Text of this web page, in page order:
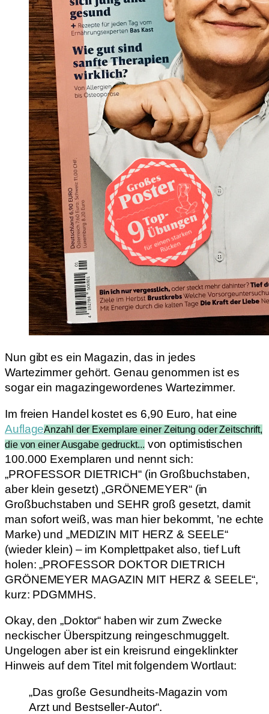
Nun gibt es ein Magazin, das in jedes
Wartezimmer gehört. Genau genommen ist es
sogar ein magazingewordenes Wartezimmer.
Im freien Handel kostet es 6,90 Euro, hat eine
AuflageAnzahl der Exemplare einer Zeitung oder Zeitschrift,
die von einer Ausgabe gedruckt... von optimistischen
100.000 Exemplaren und nennt sich:
„PROFESSOR DIETRICH“ (in Großbuchstaben,
aber klein gesetzt) „GRÖNEMEYER“ (in
Großbuchstaben und SEHR groß gesetzt, damit
man sofort weiß, was man hier bekommt, ’ne echte
Marke) und „MEDIZIN MIT HERZ & SEELE“
(wieder klein) – im Komplettpaket also, tief Luft
holen: „PROFESSOR DOKTOR DIETRICH
GRÖNEMEYER MAGAZIN MIT HERZ & SEELE“,
kurz: PDGMMHS.
Okay, den „Doktor“ haben wir zum Zwecke
neckischer Überspitzung reingeschmuggelt.
Ungelogen aber ist ein kreisrund eingeklinkter
Hinweis auf dem Titel mit folgendem Wortlaut:
„Das große Gesundheits-Magazin vom
Arzt und Bestseller-Autor“.